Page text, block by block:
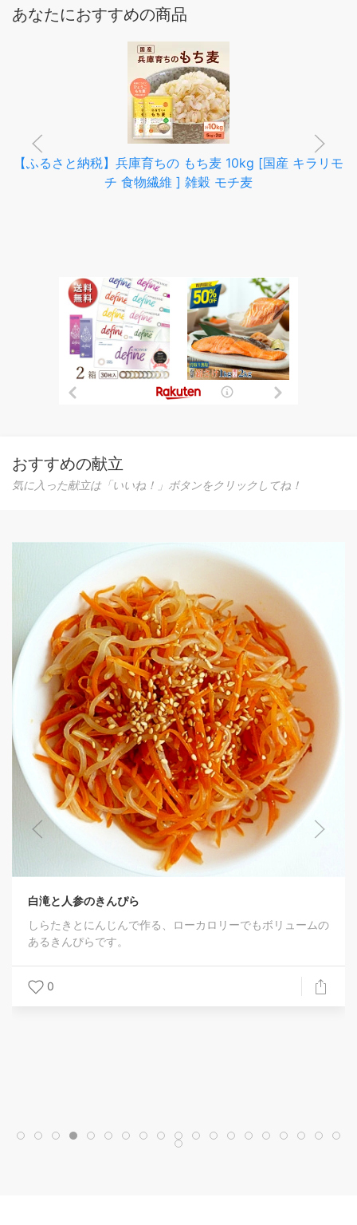
あなたにおすすめの商品
【ふるさと納税】兵庫育ちの もち麦 10kg [国産 キラリモ
チ 食物繊維 ] 雑穀 モチ麦
おすすめの献立
気に入った献立は「いいね！」ボタンをクリックしてね！
でもボリュームの
フライパンで簡単に☆鱧(はも)の蒲焼風
いつも湯引きや鍋なので、味をつけて焼
0